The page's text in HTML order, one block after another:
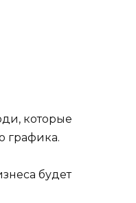
которые
графика.
будет